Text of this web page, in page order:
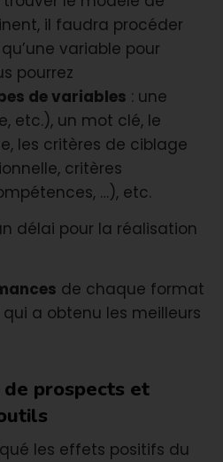
il faudra procéder
variable pour
pourrez
de variables : une
etc.), un mot clé, le
les critères de ciblage
critères
…), etc.
délai pour la réalisation
de chaque format
a obtenu les meilleurs
prospects et
les effets positifs du